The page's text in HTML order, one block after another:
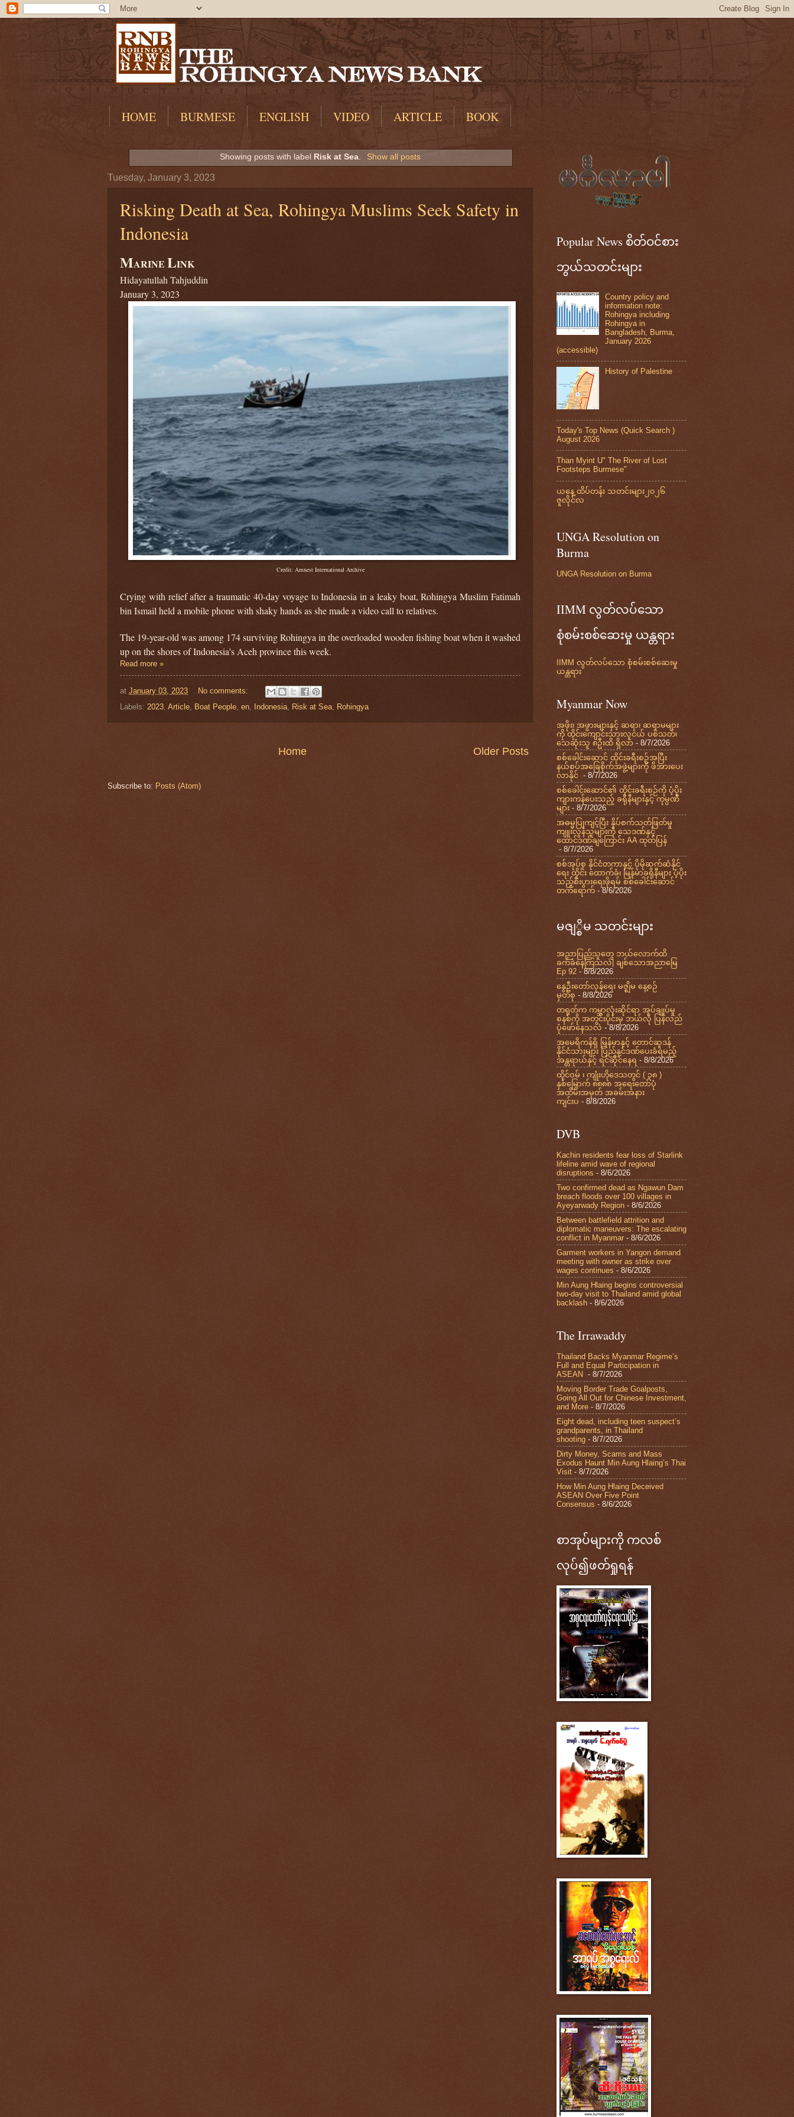
HOME BURMESE ENGLISH VIDEO ARTICLE BOOK
Showing posts with label Risk at Sea. Show all posts
Tuesday, January 3, 2023
Risking Death at Sea, Rohingya Muslims Seek Safety in
Indonesia
MARINE LINK
Hidayatullah Tahjuddin
January 3, 2023
Credit: Amnest International Archive
Crying with relief after a traumatic 40-day voyage to Indonesia in a leaky boat, Rohingya Muslim Fatimah
bin Ismail held a mobile phone with shaky hands as she made a video call to relatives.
The 19-year-old was among 174 surviving Rohingya in the overloaded wooden fishing boat when it washed
up on the shores of Indonesia's Aceh province this week.
Read more »
at January 03, 2023
No comments:
Labels: 2023 Article Boat People en Indonesia Risk at Sea Rohingya
Older Posts
Home
Subscribe to: Posts (Atom)
Popular News စိတ်ဝင်စား
ဘွယ်သတင်းများ
Country policy and
information note:
Rohingya including
Rohingya in
Bangladesh, Burma,
January 2026
(accessible)
History of Palestine
Today's Top News (Quick Search )
August 2026
Than Myint U" The River of Lost
Footsteps Burmese"
ယနေ့ ထိပ်တန်း သတင်းများ၂၀၂၆
ဇူလိုင်လ
UNGA Resolution on
Burma
UNGA Resolution on Burma
IIMM လွတ်လပ်သော
စုံစမ်းစစ်ဆေးမှု ယန္တရား
IIMM လွတ်လပ်သော စုံစမ်းစစ်ဆေးမှု
ယန္တရား
Myanmar Now
အဖိုး၊ အဖွားများနှင့် ဆရာ၊ ဆရာမများ
ကို ထိုင်းကျောင်းသားလူငယ် ပစ်သတ်၊
သေဆုံးသူ ၈ဦးထိ ရှိလာ - 8/7/2026
စစ်ခေါင်းဆောင် ထိုင်းခရီးစဉ်အပြီး
နယ်စပ်အခြေစိုက်အဖွဲ့များကို ဖိအားပေး
လာနိုင် - 8/7/2026
စစ်ခေါင်းဆောင်၏ ထိုင်းခရီးစဉ်ကို ပံ့ပိုး
ကျားကန်ပေးသည့် ခရိုနီများနှင့် ကုမ္ပဏီ
များ - 8/7/2026
အဓမ္မပြုကျင့်ပြီး နှိပ်စက်သတ်ဖြတ်မှု
ကျူးလွန်သူများကို သေဒဏ်နှင့်
ထောင်ဒဏ်ချကြောင်း AA ထုတ်ပြန်
- 8/7/2026
စစ်အုပ်စု နိုင်ငံတကာနှင့် ပိုမိုဆက်ဆံနိုင်
ရေး ထိုင်း ထောက်ခံ၊ မြန်မာခရိုနီများ ပံ့ပိုး
သည့်စီးပွားရေးဖိုရမ် စစ်ခေါင်းဆောင်
တက်ရောက် - 8/6/2026
မဇျ္စိမ သတင်းများ
အညာပြည်သူတွေ ဘယ်လောက်ထိ
ခက်ခဲနေကြသလဲ| ချစ်သောအညာမြေ
Ep 92 - 8/8/2026
နွေဦးတော်လှန်ရေး မဇ္ဈိမ နေ့စဉ်
မှတ်စု - 8/8/2026
တရုတ်က ကမ္ဘာလုံးဆိုင်ရာ အုပ်ချုပ်မှု
စနစ်ကို အတွင်းပိုင်းမှ ဘယ်လို ပြန်လည်
ပုံဖော်နေသလဲ - 8/8/2026
အမေရိကန်ရှိ မြန်မာနှင့် တောင်ဆူဒန်
နိုင်ငံသားများ ပြည်နှင်ဒဏ်ပေးခံရမည့်
အန္တရာယ်နှင့် ရင်ဆိုင်နေရ - 8/8/2026
ထိုင်ဝမ် ၊ ကျုံးဟိုဒေသတွင် ( ၃၈ )
နှစ်မြောက် ၈၈၈၈ အရေးတော်ပုံ
အထိမ်းအမှတ် အခမ်းအနား
ကျင်းပ - 8/8/2026
DVB
Kachin residents fear loss of Starlink
lifeline amid wave of regional
disruptions - 8/6/2026
Two confirmed dead as Ngawun Dam
breach floods over 100 villages in
Ayeyarwady Region - 8/6/2026
Between battlefield attrition and
diplomatic maneuvers: The escalating
conflict in Myanmar - 8/6/2026
Garment workers in Yangon demand
meeting with owner as strike over
wages continues - 8/6/2026
Min Aung Hlaing begins controversial
two-day visit to Thailand amid global
backlash - 8/6/2026
The Irrawaddy
Thailand Backs Myanmar Regime’s
Full and Equal Participation in
ASEAN
- 8/7/2026
Moving Border Trade Goalposts,
Going All Out for Chinese Investment,
and More - 8/7/2026
Eight dead, including teen suspect’s
grandparents, in Thailand
shooting - 8/7/2026
Dirty Money, Scams and Mass
Exodus Haunt Min Aung Hlaing’s Thai
Visit - 8/7/2026
How Min Aung Hlaing Deceived
ASEAN Over Five Point
Consensus - 8/6/2026
စာအုပ်များကို ကလစ်
လုပ်၍ဖတ်ရှုရန်